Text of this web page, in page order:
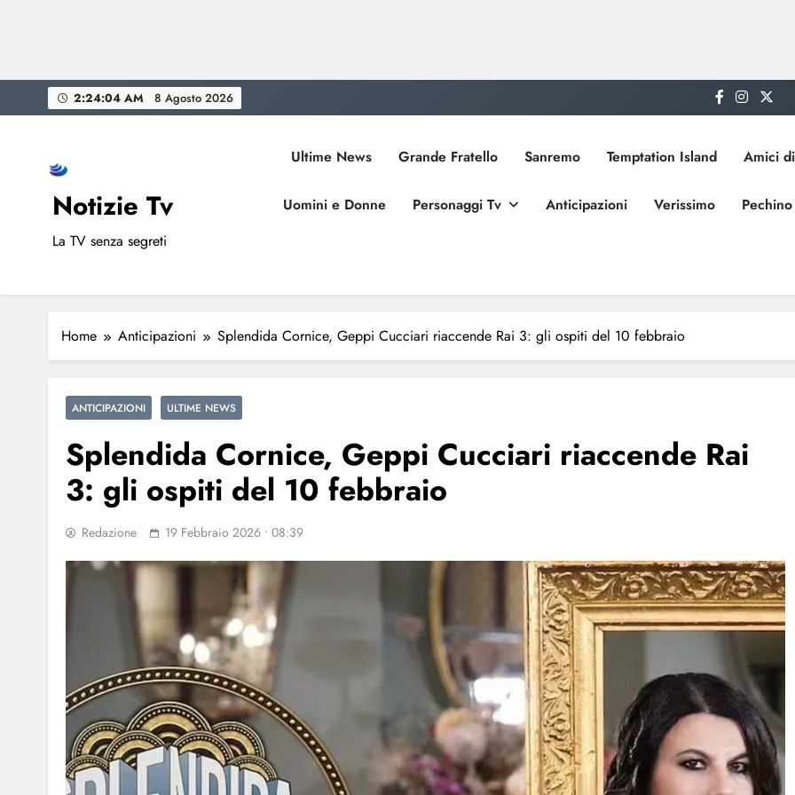
to
2:24:05 AM 8 Agosto 2026
Notizie Tv
La TV senza segreti
Ultime News Grande Fratello Sanremo Temptation Island Amici
Uomini e Donne Personaggi Tv Anticipazioni Verissimo
Home Anticipazioni Splendida Cornice, Geppi Cucciari riaccende Rai 3: gli ospiti del 10 febbraio
ANTICIPAZIONI ULTIME NEWS
Splendida Cornice, Geppi Cucciari riaccende Rai
3: gli ospiti del 10 febbraio
Redazione 19 Febbraio 2026 • 08:39